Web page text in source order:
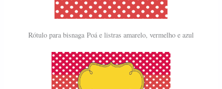
Rótulo para bisnaga Poá e listras amarelo, vermelho e azul